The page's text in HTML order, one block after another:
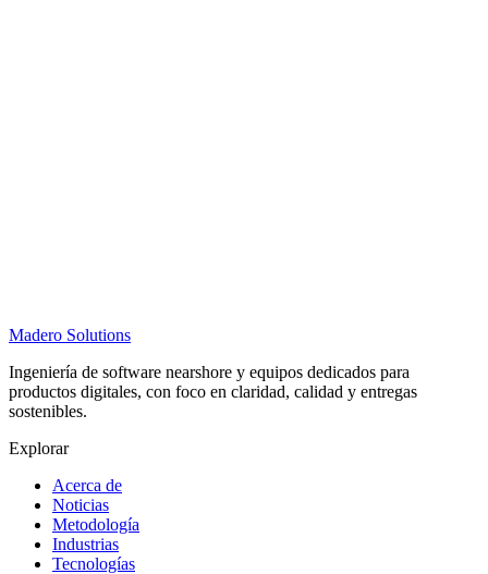
Madero Solutions
Ingeniería de software nearshore y equipos dedicados para
productos digitales, con foco en claridad, calidad y entregas
sostenibles.
Explorar
Acerca de
Noticias
Metodología
Industrias
Tecnologías